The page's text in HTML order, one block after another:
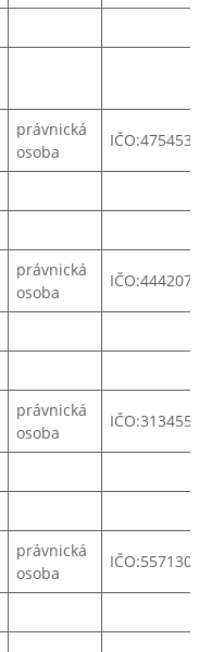
právnická
osoba
IČO:47545381
právnická
osoba
IČO:44420773
právnická
osoba
IČO:31345506
právnická
osoba
IČO:55713041